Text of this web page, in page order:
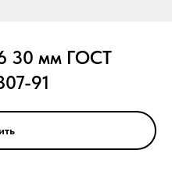
30 мм ГОСТ
91